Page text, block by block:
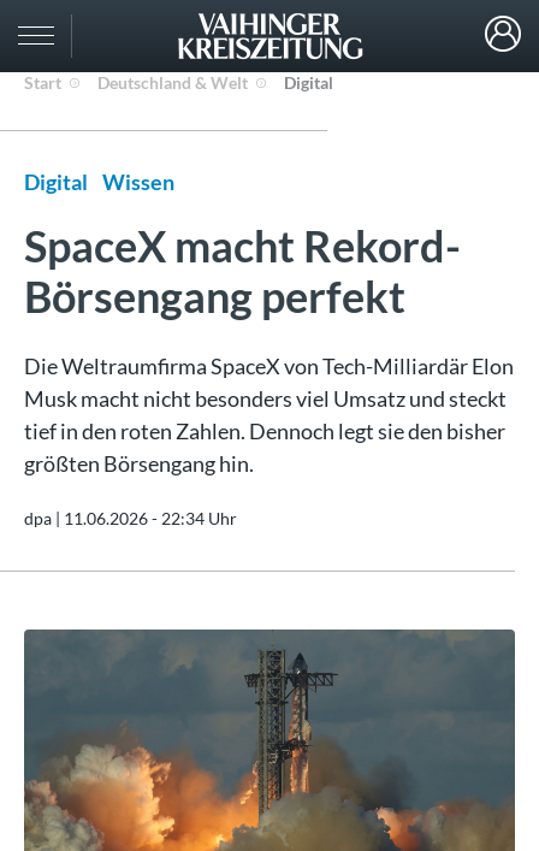
Start Deutschland & Welt Digital
Digital Wissen
SpaceX macht Rekord-
Börsengang perfekt
Die Weltraumfirma SpaceX von Tech-Milliardär Elon
Musk macht nicht besonders viel Umsatz und steckt
tief in den roten Zahlen. Dennoch legt sie den bisher
größten Börsengang hin.
dpa | 11.06.2026 - 22:34 Uhr